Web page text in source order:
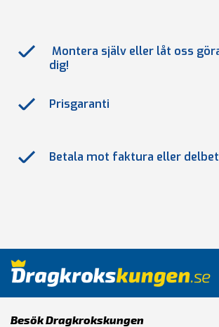
Montera själv eller låt oss
dig!
Prisgaranti
Betala mot faktura eller
Besök Dragkrokskungen